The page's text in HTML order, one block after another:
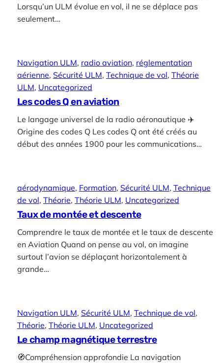
Lorsqu’un ULM évolue en vol, il ne se déplace pas
seulement…
Navigation ULM, radio aviation, réglementation
aérienne, Sécurité ULM, Technique de vol, Théorie
ULM, Uncategorized
Les codes Q en aviation
Le langage universel de la radio aéronautique ✈️
Origine des codes Q Les codes Q ont été créés au
début des années 1900 pour les communications…
aérodynamique, Formation, Sécurité ULM, Technique
de vol, Théorie, Théorie ULM, Uncategorized
Taux de montée et descente
Comprendre le taux de montée et le taux de descente
en Aviation Quand on pense au vol, on imagine
surtout l’avion se déplaçant horizontalement à
grande…
Navigation ULM, Sécurité ULM, Technique de vol
Théorie, Théorie ULM, Uncategorized
Le champ magnétique terrestre
🧭Compréhension approfondie La navigation